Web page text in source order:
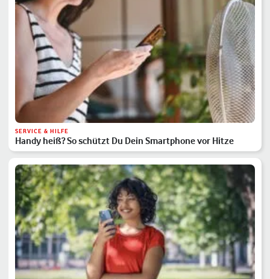
SERVICE & HILFE
Handy heiß? So schützt Du Dein Smartphone vor Hitze